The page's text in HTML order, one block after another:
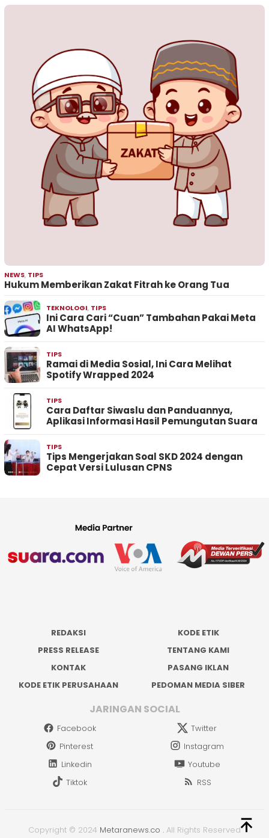
NEWS, TIPS
Hukum Memberikan Zakat Fitrah ke Orang Tua
TEKNOLOGI, TIPS
Ini Cara Cari “Cuan” Tambahan Pakai Meta
AI WhatsApp!
TIPS
Ramai di Media Sosial, Ini Cara Melihat
Spotify Wrapped 2024
TIPS
Cara Daftar Siwaslu dan Panduannya,
Aplikasi Informasi Hasil Pemungutan Suara
TIPS
Tips Mengerjakan Soal SKD 2024 dengan
Cepat Versi Lulusan CPNS
REDAKSI
KODE ETIK
PRESS RELEASE
TENTANG KAMI
KONTAK
PASANG IKLAN
KODE ETIK PERUSAHAAN
PEDOMAN MEDIA SIBER
JARINGAN SOCIAL
Facebook
Twitter
Pinterest
Instagram
Linkedin
Youtube
Tiktok
RSS
Copyright © 2024 Metaranews.co . All Rights Reserved